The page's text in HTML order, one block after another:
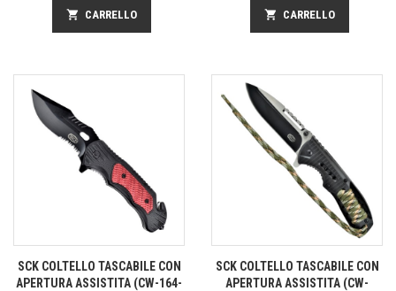
shopping_cart CARRELLO shopping_cart CARRELLO
SCK COLTELLO TASCABILE CON
APERTURA ASSISTITA (CW-164-
SCK COLTELLO TASCABILE CON
APERTURA ASSISTITA (CW-